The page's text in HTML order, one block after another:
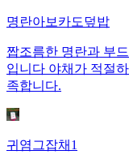
명란아보카도덮밥
짭조름한 명란과 부
입니다 야채가 적절
족합니다.
귀염그잡채1